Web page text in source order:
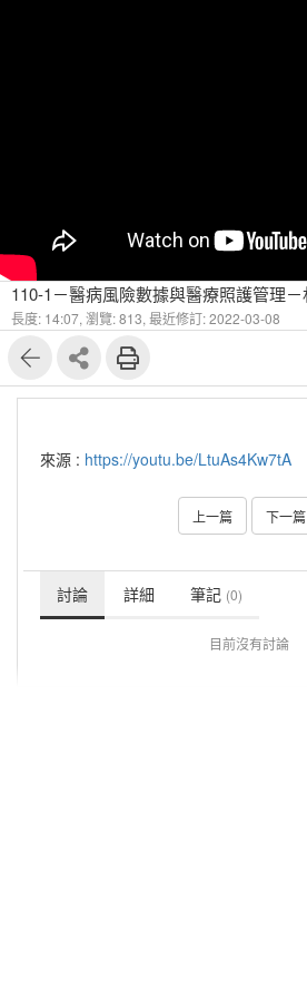
長度: 14:07, 瀏覽: 813, 最近修訂: 2022-03-08
來源 : https://youtu.be/LtuAs4Kw7tA
上一篇 下一篇
討論 詳細 筆記 (0)
目前沒有討論